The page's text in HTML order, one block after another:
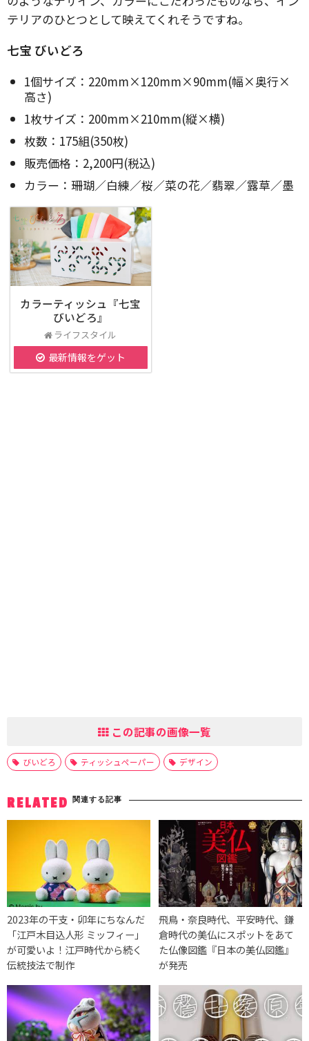
テリアのひとつとして映えてくれそうですね。
七宝 びいどろ
1個サイズ：220mm×120mm×90mm(幅×奥行×
高さ)
1枚サイズ：200mm×210mm(縦×横)
枚数：175組(350枚)
販売価格：2,200円(税込)
カラー：珊瑚／白練／桜／菜の花／翡翠／露草／墨
カラーティッシュ『七宝
びいどろ』
ライフスタイル
最新情報をゲット
この記事の画像一覧
びいどろ ティッシュペーパー デザイン
RELATED 関連する記事
2023年の干支・卯年にちなんだ
「江戸木目込人形 ミッフィー」
が可愛いよ！江戸時代から続く
伝統技法で制作
飛鳥・奈良時代、平安時代、鎌
倉時代の美仏にスポットをあて
た仏像図鑑『日本の美仏図鑑』
が発売